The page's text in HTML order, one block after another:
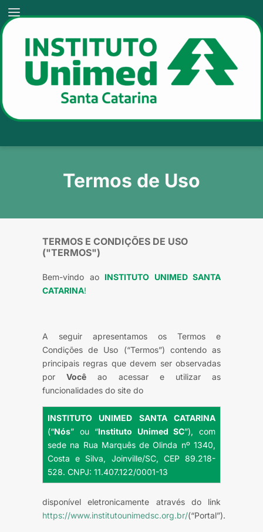
Termos de Uso
TERMOS E CONDIÇÕES DE USO
("TERMOS")
Bem-vindo ao INSTITUTO UNIMED SANTA
CATARINA!
A seguir apresentamos os Termos e
Condições de Uso (“Termos”) contendo as
principais regras que devem ser observadas
porVocê ao acessar e utilizar as
funcionalidades do site do
INSTITUTO UNIMED SANTA CATARINA
(“Nós” ou “Instituto Unimed SC”), com
sede na Rua Marquês de Olinda nº 1340,
Costa e Silva, Joinville/SC, CEP 89.218-
528. CNPJ: 11.407.122/0001-13
disponível eletronicamente através do link
https://www.institutounimedsc.org.br/(“Portal”).